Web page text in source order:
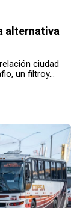
alternativa
ciudad
un filtroy…